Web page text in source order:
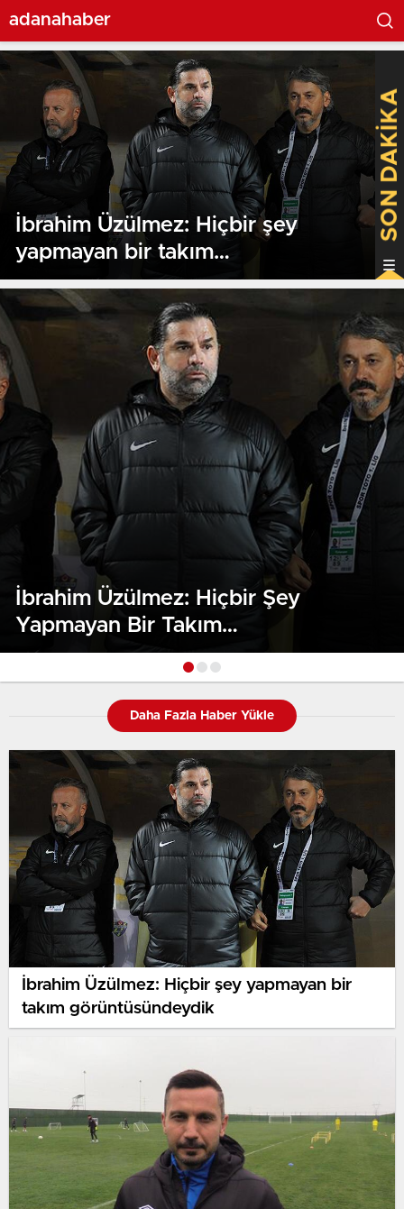
adanahaber
İbrahim Üzülmez: Hiçbir şey
yapmayan bir takım
görüntüsündeydik
SON DAKİKA
İbrahim Üzülmez: Hiçbir Şey
Yapmayan Bir Takım
Görüntüsündeydik
Daha Fazla Haber Yükle
İbrahim Üzülmez: Hiçbir şey yapmayan bir
takım görüntüsündeydik